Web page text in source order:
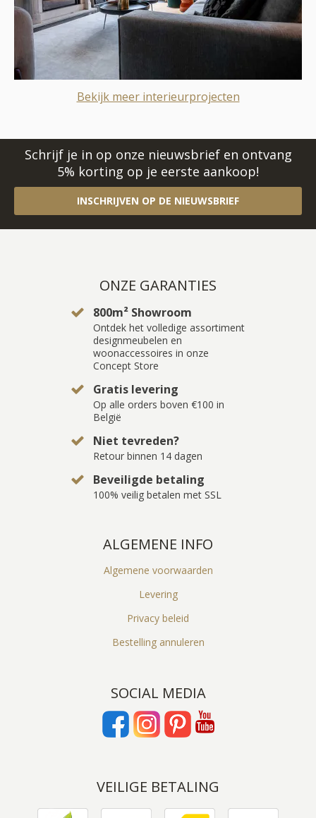
Bekijk meer interieurprojecten
Schrijf je in op onze nieuwsbrief en ontvang
5% korting op je eerste aankoop!
INSCHRIJVEN OP DE NIEUWSBRIEF
ONZE GARANTIES
800m² Showroom
Ontdek het volledige assortiment
designmeubelen en
woonaccessoires in onze
Concept Store
Gratis levering
Op alle orders boven €100 in
België
Niet tevreden?
Retour binnen 14 dagen
Beveiligde betaling
100% veilig betalen met SSL
ALGEMENE INFO
Algemene voorwaarden
Levering
Privacy beleid
Bestelling annuleren
SOCIAL MEDIA
VEILIGE BETALING